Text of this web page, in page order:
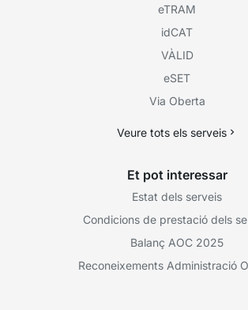
Treballa amb nosaltres
Seu electrònica
Contacte
Serveis
eNOTUM
idCAT
VÀLID
eSET
Via Oberta